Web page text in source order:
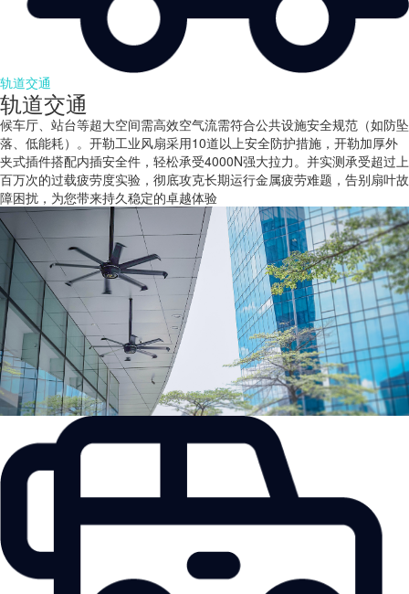
轨道交通
轨道交通
候车厅、站台等超大空间需高效空气流需符合公共设施安全规范（如防坠
落、低能耗）。开勒工业风扇采用10道以上安全防护措施，开勒加厚外
夹式插件搭配内插安全件，轻松承受4000N强大拉力。并实测承受超过上
百万次的过载疲劳度实验，彻底攻克长期运行金属疲劳难题，告别扇叶故
障困扰，为您带来持久稳定的卓越体验